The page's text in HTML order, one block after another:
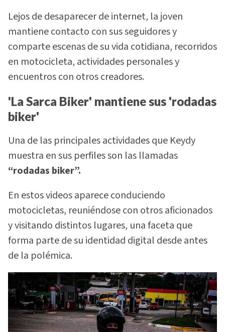
Lejos de desaparecer de internet, la joven
mantiene contacto con sus seguidores y
comparte escenas de su vida cotidiana, recorridos
en motocicleta, actividades personales y
encuentros con otros creadores.
'La Sarca Biker' mantiene sus 'rodadas
biker'
Una de las principales actividades que Keydy
muestra en sus perfiles son las llamadas
“rodadas biker”.
En estos videos aparece conduciendo
motocicletas, reuniéndose con otros aficionados
y visitando distintos lugares, una faceta que
forma parte de su identidad digital desde antes
de la polémica.